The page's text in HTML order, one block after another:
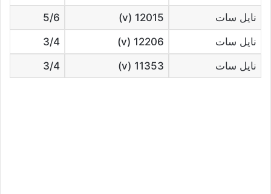
نايل سات
12015 (v)
5/6
نايل سات
12206 (v)
3/4
نايل سات
11353 (v)
3/4